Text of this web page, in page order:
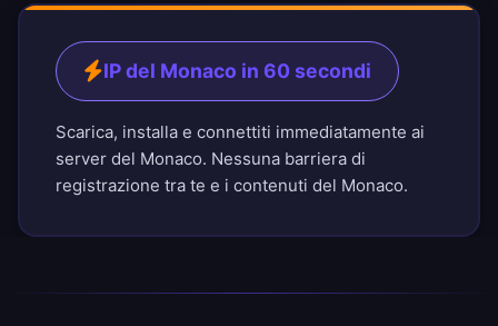
IP del Monaco in 60 secondi
Scarica, installa e connettiti immediatamente ai
server del Monaco. Nessuna barriera di
registrazione tra te e i contenuti del Monaco.